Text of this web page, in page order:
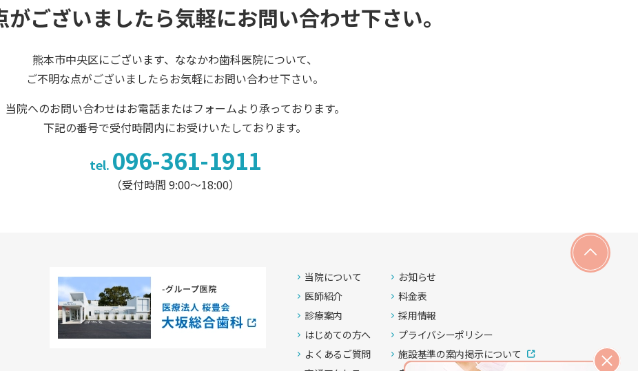
がございましたら気軽にお問い合わせ下さい。
熊本市中央区にございます、ななかわ歯科医院について、
ご不明な点がございましたらお気軽にお問い合わせ下さい。
当院へのお問い合わせはお電話またはフォームより承っております。
下記の番号で受付時間内にお受けいたしております。
tel. 096-361-1911
（受付時間 9:00〜18:00）
当院について
医師紹介
診療案内
はじめての方へ
よくあるご質問
お知らせ
料金表
採用情報
プライバシーポリシー
施設基準の案内掲示について